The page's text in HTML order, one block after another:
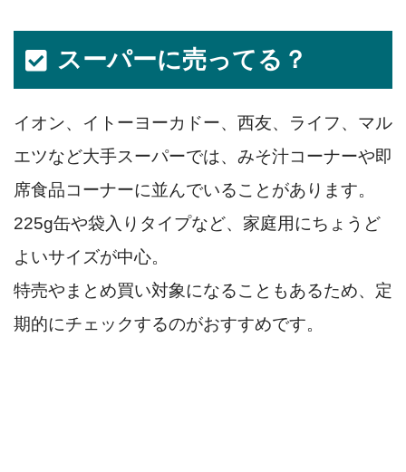
スーパーに売ってる？
イオン、イトーヨーカドー、西友、ライフ、マル
エツなど大手スーパーでは、みそ汁コーナーや即
席食品コーナーに並んでいることがあります。
225g缶や袋入りタイプなど、家庭用にちょうど
よいサイズが中心。
特売やまとめ買い対象になることもあるため、定
期的にチェックするのがおすすめです。